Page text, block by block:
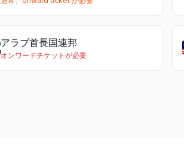
アラブ首長国連邦
オンワードチケットが必要